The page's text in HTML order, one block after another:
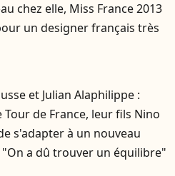
chez elle, Miss France 2013
un designer français très
et Julian Alaphilippe :
Tour de France, leur fils Nino
s'adapter à un nouveau
a dû trouver un équilibre"